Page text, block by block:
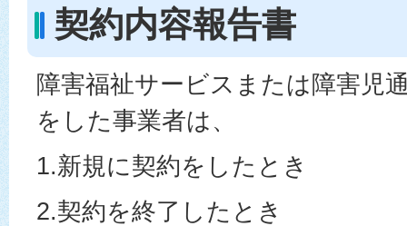
契約内容報告書
障害福祉サービスまたは障害児
をした事業者は、
1.新規に契約をしたとき
2.契約を終了したとき